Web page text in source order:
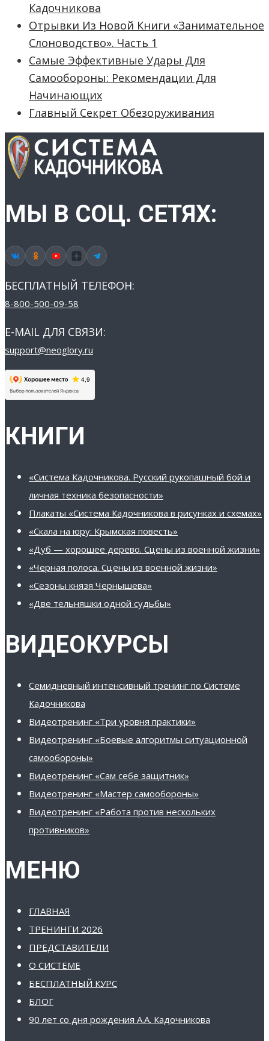
Кадочникова
Отрывки Из Новой Книги «Занимательное
Слоноводство». Часть 1
Самые Эффективные Удары Для
Самообороны: Рекомендации Для
Начинающих
Главный Секрет Обезоруживания
МЫ В СОЦ. СЕТЯХ:
БЕСПЛАТНЫЙ ТЕЛЕФОН:
8-800-500-09-58
E-MAIL ДЛЯ СВЯЗИ:
support@neoglory.ru
КНИГИ
«Система Кадочникова. Русский рукопашный бой и
личная техника безопасности»
Плакаты «Система Кадочникова в рисунках и схемах»
«Скала на юру: Крымская повесть»
«Дуб — хорошее дерево. Сцены из военной жизни»
«Черная полоса. Сцены из военной жизни»
«Сезоны князя Чернышева»
«Две тельняшки одной судьбы»
ВИДЕОКУРСЫ
Семидневный интенсивный тренинг по Системе
Кадочникова
Видеотренинг «Три уровня практики»
Видеотренинг «Боевые алгоритмы ситуационной
самообороны»
Видеотренинг «Сам себе защитник»
Видеотренинг «Мастер самообороны»
Видеотренинг «Работа против нескольких
противников»
МЕНЮ
ГЛАВНАЯ
ТРЕНИНГИ 2026
ПРЕДСТАВИТЕЛИ
О СИСТЕМЕ
БЕСПЛАТНЫЙ КУРС
БЛОГ
90 лет со дня рождения А.А. Кадочникова